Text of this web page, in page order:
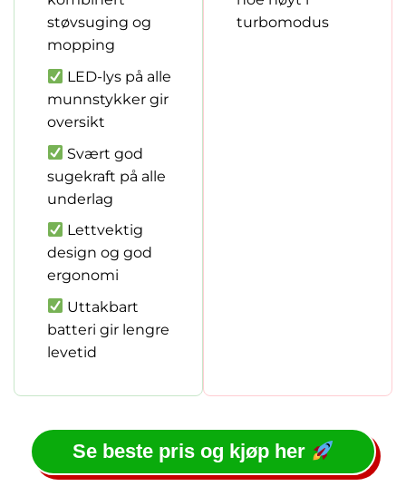
støvsuging og
mopping
LED-lys på alle
munnstykker gir
oversikt
Svært god
sugekraft på alle
underlag
Lettvektig
design og god
ergonomi
Uttakbart
batteri gir lengre
levetid
turbomodus
Se beste pris og kjøp her